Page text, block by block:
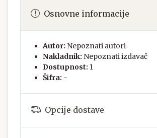
Osnovne informacije
Autor: Nepoznati autori
Nakladnik: Nepoznati izdavač
Dostupnost: 1
Šifra: -
Opcije dostave